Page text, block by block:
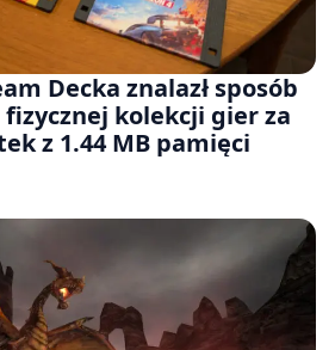
Decka znalazł sposób
kolekcji gier za
z 1.44 MB pamięci